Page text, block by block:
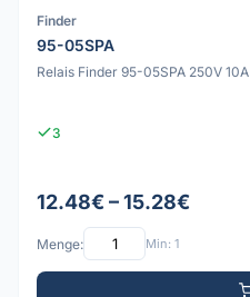
Finder
95-05SPA
Relais Finder 95-05SPA 250V 10A
3
12.48€ – 15.28€
Menge: Min: 1